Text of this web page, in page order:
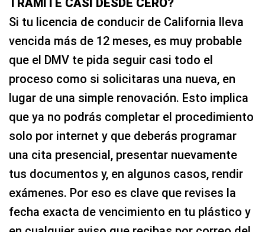
TRÁMITE CASI DESDE CERO?
Si tu licencia de conducir de California lleva
vencida más de 12 meses, es muy probable
que el DMV te pida seguir casi todo el
proceso como si solicitaras una nueva, en
lugar de una simple renovación. Esto implica
que ya no podrás completar el procedimiento
solo por internet y que deberás programar
una cita presencial, presentar nuevamente
tus documentos y, en algunos casos, rendir
exámenes. Por eso es clave que revises la
fecha exacta de vencimiento en tu plástico y